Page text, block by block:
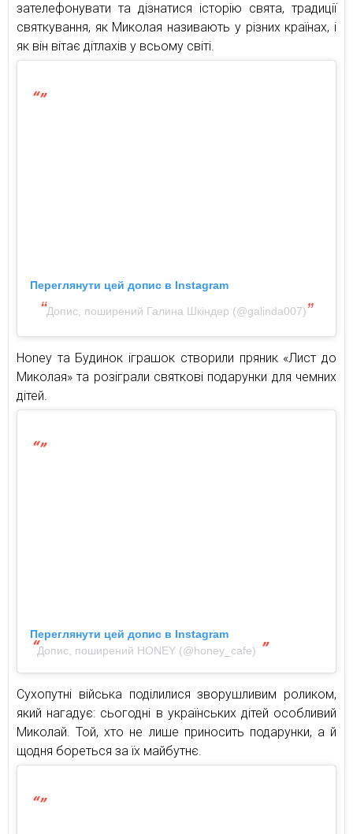
зателефонувати та дізнатися історію свята, традиції
святкування, як Миколая називають у різних країнах, і
як він вітає дітлахів у всьому світі.
Переглянути цей допис в Instagram
Допис, поширений Галина Шкіндер (@galinda007)
Honey та Будинок іграшок створили пряник «Лист до
Миколая» та розіграли святкові подарунки для чемних
дітей.
Переглянути цей допис в Instagram
Допис, поширений HONEY (@honey_cafe)
Сухопутні війська поділилися зворушливим роликом,
який нагадує: сьогодні в українських дітей особливий
Миколай. Той, хто не лише приносить подарунки, а й
щодня бореться за їх майбутнє.